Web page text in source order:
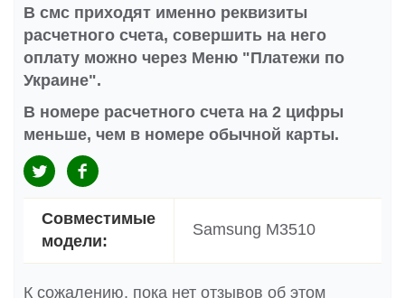
В смс приходят именно реквизиты
расчетного счета, совершить на него
оплату можно через Меню "Платежи по
Украине".
В номере расчетного счета на 2 цифры
меньше, чем в номере обычной карты.
Совместимые
модели:
Samsung M3510
К сожалению, пока нет отзывов об этом